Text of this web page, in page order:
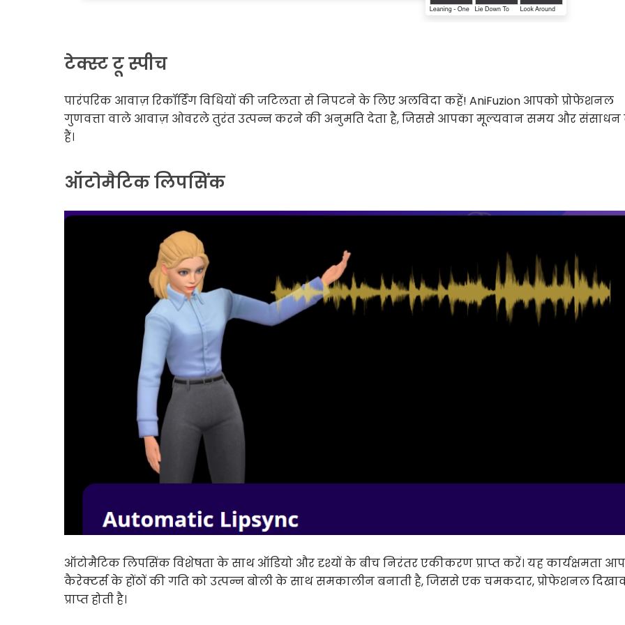
टेक्स्ट टू स्पीच
पारंपरिक आवाज़ रिकॉर्डिंग विधियों की जटिलता से निपटने के लिए अलविदा कहें! AniFuzion आपको प्रोफेशनल
गुणवत्ता वाले आवाज़ ओवरले तुरंत उत्पन्न करने की अनुमति देता है, जिससे आपका मूल्यवान समय और
हैं।
ऑटोमैटिक लिपसिंक
ऑटोमैटिक लिपसिंक विशेषता के साथ ऑडियो और दृश्यों के बीच निरंतर एकीकरण प्राप्त करें। यह कार्यक्षमता
कैरेक्टर्स के होंठों की गति को उत्पन्न बोली के साथ समकालीन बनाती है, जिससे एक चमकदार, प्रोफेशनल
प्राप्त होती है।